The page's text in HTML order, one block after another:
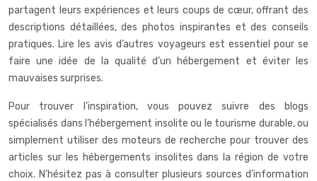
partagent leurs expériences et leurs coups de cœur, offrant des
descriptions détaillées, des photos inspirantes et des conseils
pratiques. Lire les avis d’autres voyageurs est essentiel pour se
faire une idée de la qualité d’un hébergement et éviter les
mauvaises surprises.
Pour trouver l’inspiration, vous pouvez suivre des blogs
spécialisés dans l’hébergement insolite ou le tourisme durable, ou
simplement utiliser des moteurs de recherche pour trouver des
articles sur les hébergements insolites dans la région de votre
choix. N’hésitez pas à consulter plusieurs sources d’information